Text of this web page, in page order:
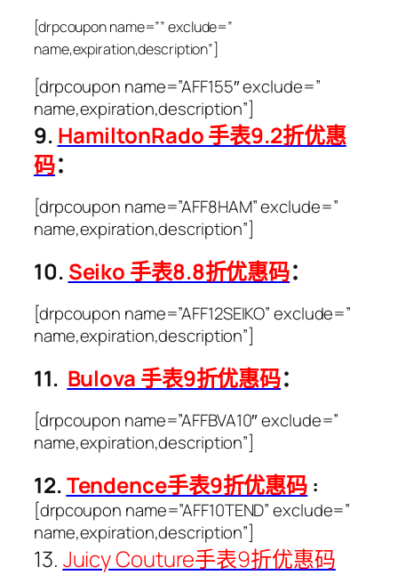
[drpcoupon name=”” exclude=”
name,expiration,description”]
[drpcoupon name=”AFF155″ exclude=”
name,expiration,description”]
9. HamiltonRado 手表9.2折优惠
码：
[drpcoupon name=”AFF8HAM” exclude=”
name,expiration,description”]
10. Seiko 手表8.8折优惠码：
[drpcoupon name=”AFF12SEIKO” exclude=”
name,expiration,description”]
11. Bulova 手表9折优惠码：
[drpcoupon name=”AFFBVA10″ exclude=”
name,expiration,description”]
12.Tendence手表9折优惠码 :
[drpcoupon name=”AFF10TEND” exclude=”
name,expiration,description”]
13. Juicy Couture手表9折优惠码